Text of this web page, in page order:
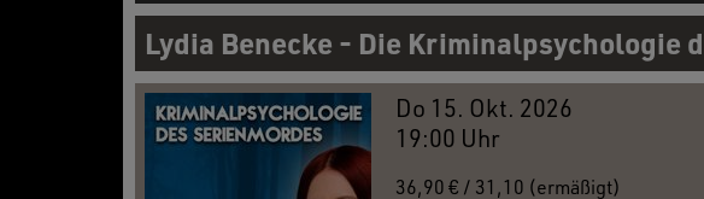
Lydia Benecke - Die Kriminalpsychologie
Do 15. Okt. 2026
19:00 Uhr
36,90 € / 31,10 (ermäßigt)